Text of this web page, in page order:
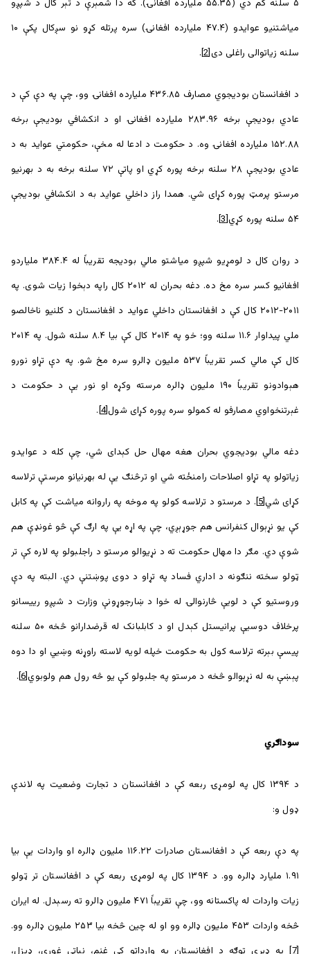
۵ سلنه کم دي (۵۵.۳۵ ملیارده افغانۍ). که دا شمېرې د تېر کال د شپږو
میاشتنیو عوایدو (۴۷.۴ ملیارده افغانۍ) سره پرتله کړو نو سږکال پکې ۱۰
سلنه زیاتوالی راغلی دی[2]
.
د افغانستان بودیجوي مصارف ۴۳۶.۸۵ ملیارده افغانۍ وو، چې په دې کې د
عادي بودیجې برخه ۲۸۳.۹۶ ملیارده افغانۍ او د انکشافي بودیجې برخه
۱۵۲.۸۸ ملیارده افغانۍ وه. د حکومت د ادعا له مخې، حکومتي عواید به د
عادي بودیجې ۲۸ سلنه برخه پوره کړي او پاتې ۷۲ سلنه برخه به د بهرنیو
مرستو پرمټ پوره کړای شي. همدا راز داخلي عواید به د انکشافي بودیجې
۵۴ سلنه پوره کړي
[3]
.
د روان کال د لومړیو شپږو میاشتو مالي بودیجه تقریباً له ۳۸۴.۴ ملیاردو
افغانیو کسر سره مخ ده. دغه بحران له ۲۰۱۲ کال راپه دېخوا زیات شوی. په
۲۰۱۱-۲۰۱۲ کال کې د افغانستان داخلي عواید د افغانستان د کلنيو ناخالصو
ملي پيداوار ۱۱.۶ سلنه وو؛ خو په ۲۰۱۴ کال کې بیا ۸.۴ سلنه شول. په ۲۰۱۴
کال کې مالي کسر تقریباً ۵۳۷ ملیون ډالرو سره مخ شو. په دې تړاو نورو
هېوادونو تقریباً ۱۹۰ ملیون ډالره مرسته وکړه او نور یې د حکومت د
غېرتنخواوي مصارفو له کمولو سره پوره کړای شول[4]
.
دغه مالي بودیجوي بحران هغه مهال حل کېدای شي، چې کله د عوایدو
زیاتولو په تړاو اصلاحات رامنځته شي او ترڅنګ یې له بهرنیانو مرستې ترلاسه
کړای شي[5] . د مرستو د ترلاسه کولو په موخه په راروانه میاشت کې په کابل
کې یو نړېوال کنفرانس هم جوړېږي، چې په اړه یې په ارګ کې څو غونډې هم
شوې دي. مګر دا مهال حکومت ته د نړيوالو مرستو د راجلبولو په لاره کې تر
ټولو سخته ننګونه د اداري فساد په تړاو د دوی پوښتنې دي. البته په دې
وروستیو کې د لویې څارنوالۍ له خوا د ښارجوړونې وزارت د شپږو ريیسانو
پرخلاف دوسیې پرانیستل کېدل او د کابلبانک له قرضدارانو څخه ۵۰ سلنه
پيسې بېرته ترلاسه کول به حکومت خپله لویه لاسته راوړنه وښيي او دا دوه
پېښې به له نړېوالو څخه د مرستو په جلبولو کې يو څه رول هم ولوبوي[6]
.
سوداګري
د ۱۳۹۴ کال په لومړۍ ربعه کې د افغانستان د تجارت وضعیت په لاندې
ډول و:
په دې ربعه کې د افغانستان صادرات ۱۱۶.۲۲ ملیون ډالره او واردات یې بیا
۱.۹۱ ملیارد ډالره وو. د ۱۳۹۴ کال په لومړۍ ربعه کې د افغانستان تر ټولو
زیات واردات له پاکستانه وو، چې تقریباً ۴۷۱ ملیون ډالرو ته رسېدل. له ایران
څخه واردات ۴۵۳ ملیون ډالره وو او له چین څخه بیا ۲۵۳ ملیون ډالره وو.
[7]
په ډېری توګه د افغانستان په وارداتو کې غنم، نباتي غوړي، ډیزل،